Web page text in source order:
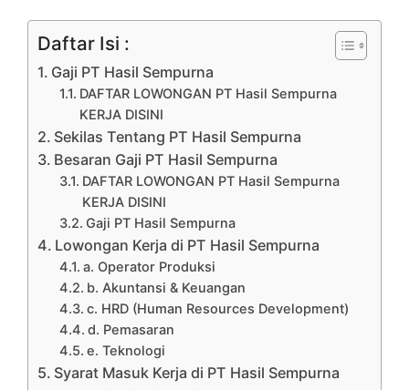
Daftar Isi :
Gaji PT Hasil Sempurna
DAFTAR LOWONGAN PT Hasil Sempurna
KERJA DISINI
Sekilas Tentang PT Hasil Sempurna
Besaran Gaji PT Hasil Sempurna
DAFTAR LOWONGAN PT Hasil Sempurna
KERJA DISINI
Gaji PT Hasil Sempurna
Lowongan Kerja di PT Hasil Sempurna
a. Operator Produksi
b. Akuntansi & Keuangan
c. HRD (Human Resources Development)
d. Pemasaran
e. Teknologi
Syarat Masuk Kerja di PT Hasil Sempurna